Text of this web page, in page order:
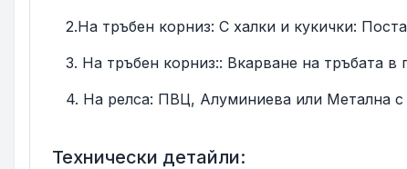
2.На тръбен корниз: С халки и кукички:
3. На тръбен корниз:: Вкарване на тръбата в
4. На релса: ПВЦ, Алуминиева или Метална с
Технически детайли: